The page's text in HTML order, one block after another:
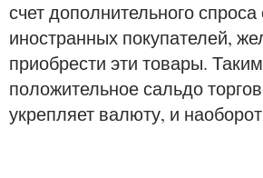
счет дополнительного
иностранных покупателей,
приобрести эти товары.
положительное сальдо
укрепляет валюту, и